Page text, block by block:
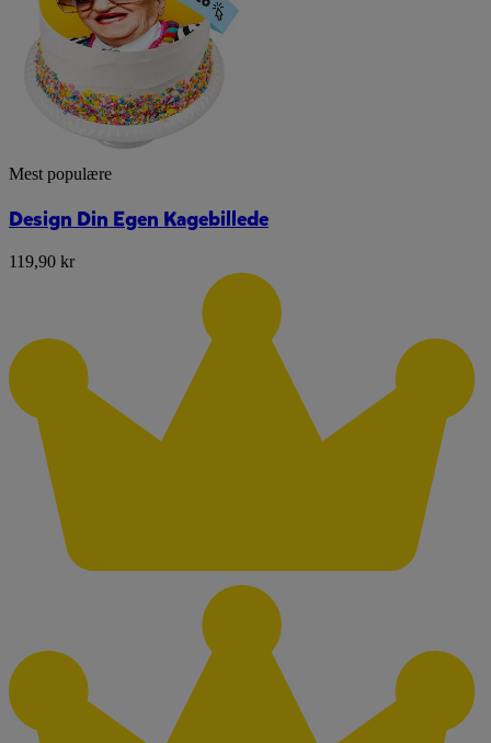
Mest populære
Design Din Egen Kagebillede
119,90 kr